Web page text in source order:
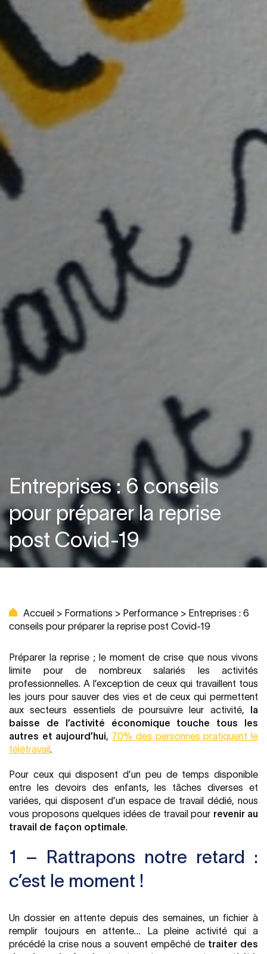
Entreprises : 6 conseils
pour préparer la reprise
post Covid-19
Accueil > Formations > Performance > Entreprises : 6
conseils pour préparer la reprise post Covid-19
Préparer la reprise ; le moment de crise que nous vivons
limite pour de nombreux salariés les activités
professionnelles. A l’exception de ceux qui travaillent tous
les jours pour sauver des vies et de ceux qui permettent
aux secteurs essentiels de poursuivre leur activité, la
baisse de l’activité économique touche tous les
autres et aujourd’hui, 70% des personnes pratiquent le
télétravail.
Pour ceux qui disposent d’un peu de temps disponible
entre les devoirs des enfants, les tâches diverses et
variées, qui disposent d’un espace de travail dédié, nous
vous proposons quelques idées de travail pour revenir au
travail de façon optimale.
1 – Rattrapons notre retard :
c’est le moment !
Un dossier en attente depuis des semaines, un fichier à
remplir toujours en attente… La pleine activité qui a
précédé la crise nous a souvent empêché de traiter des